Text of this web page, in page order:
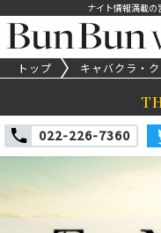
ナイト情報満載
トップ キャバクラ・
022-226-7360